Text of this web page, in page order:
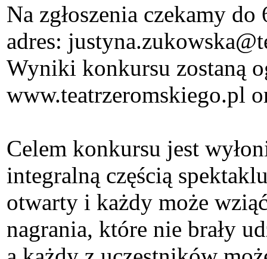
Na zgłoszenia czekamy
adres:
Wyniki konkursu zostaną
www.teatrzeromskiego.pl
Celem konkursu jest
integralną częścią
otwarty i każdy może
nagrania, które nie brały